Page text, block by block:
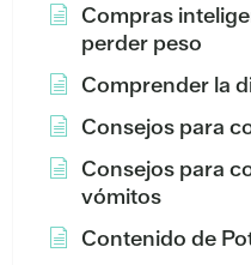
Compras
perder peso
Comprender la
Consejos para
Consejos para
vómitos
Contenido de